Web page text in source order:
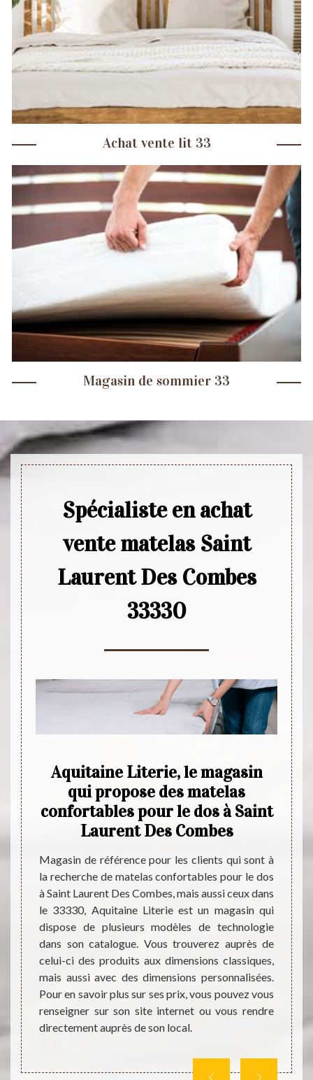
Achat vente lit 33
Magasin de sommier 33
Spécialiste en achat
vente matelas Saint
Laurent Des Combes
33330
une
des
Il
site
Aquitaine Literie, le magasin
qui propose des matelas
confortables pour le dos à Saint
Laurent Des Combes
Magasin de référence pour les clients qui sont à
la recherche de matelas confortables pour le dos
à Saint Laurent Des Combes, mais aussi ceux dans
le 33330, Aquitaine Literie est un magasin qui
dispose de plusieurs modèles de technologie
dans son catalogue. Vous trouverez auprès de
celui-ci des produits aux dimensions classiques,
mais aussi avec des dimensions personnalisées.
Pour en savoir plus sur ses prix, vous pouvez vous
renseigner sur son site internet ou vous rendre
directement auprès de son local.
n’y
il est
de